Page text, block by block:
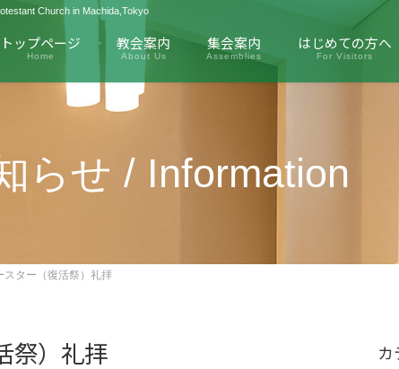
Church in Machida,Tokyo
トップページ
Home
教会案内
About Us
集会案内
Assemblies
はじめての方へ
For Visitors
らせ / Information
スター（復活祭）礼拝
祭）礼拝 カ